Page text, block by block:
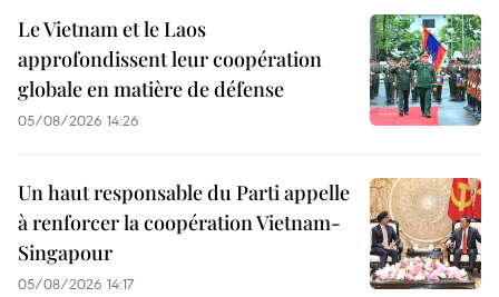
Le Vietnam et le Laos
approfondissent leur coopération
globale en matière de défense
05/08/2026 14:26
Un haut responsable du Parti appelle
à renforcer la coopération Vietnam-
Singapour
05/08/2026 14:17